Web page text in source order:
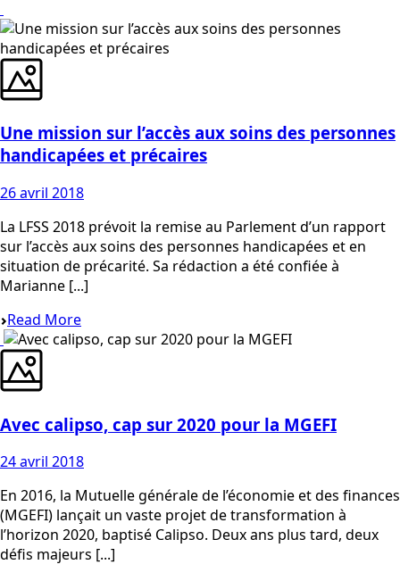
Une mission sur l’accès aux soins des personnes
handicapées et précaires
26 avril 2018
La LFSS 2018 prévoit la remise au Parlement d’un rapport
sur l’accès aux soins des personnes handicapées et en
situation de précarité. Sa rédaction a été confiée à
Marianne [...]
Read More
Avec calipso, cap sur 2020 pour la MGEFI
24 avril 2018
En 2016, la Mutuelle générale de l’économie et des finances
(MGEFI) lançait un vaste projet de transformation à
l’horizon 2020, baptisé Calipso. Deux ans plus tard, deux
défis majeurs [...]